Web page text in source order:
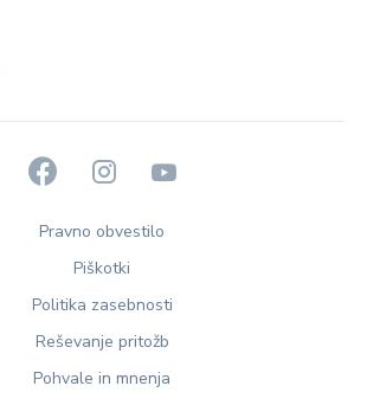
Pravno obvestilo
Piškotki
Politika zasebnosti
Reševanje pritožb
Pohvale in mnenja